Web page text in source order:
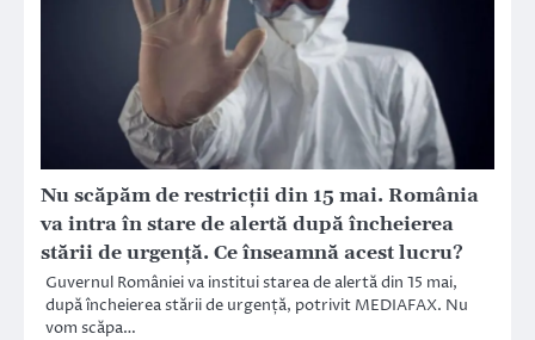
Nu scăpăm de restricții din 15 mai. România
va intra în stare de alertă după încheierea
stării de urgență. Ce înseamnă acest lucru?
Guvernul României va institui starea de alertă din 15 mai,
după încheierea stării de urgență, potrivit MEDIAFAX. Nu
vom scăpa…